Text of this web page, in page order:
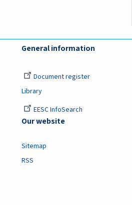
General information
Document register
Library
EESC InfoSearch
Our website
Sitemap
RSS